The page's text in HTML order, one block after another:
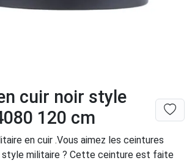
cuir noir style
120 cm
en cuir .Vous aimez les ceintures
style militaire ? Cette ceinture est faite